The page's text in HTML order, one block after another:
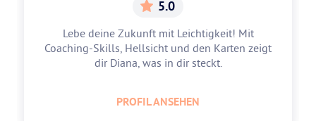
5.0
Lebe deine Zukunft mit Leichtigkeit! Mit
Coaching-Skills, Hellsicht und den Karten zeigt
dir Diana, was in dir steckt.
PROFIL ANSEHEN